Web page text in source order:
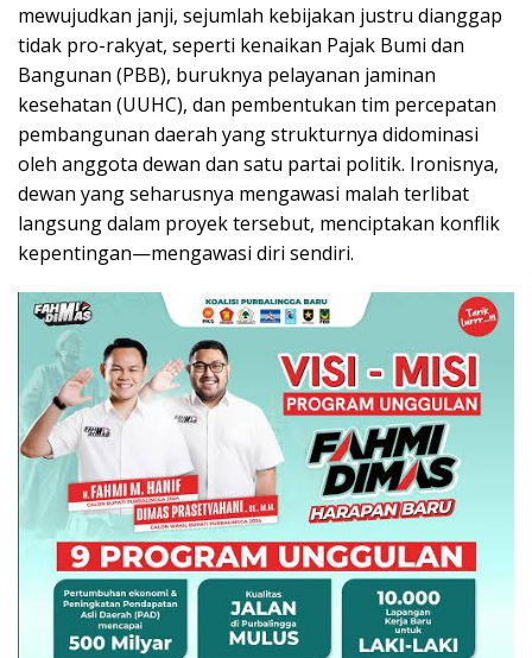
mewujudkan janji, sejumlah kebijakan justru dianggap
tidak pro-rakyat, seperti kenaikan Pajak Bumi dan
Bangunan (PBB), buruknya pelayanan jaminan
kesehatan (UUHC), dan pembentukan tim percepatan
pembangunan daerah yang strukturnya didominasi
oleh anggota dewan dan satu partai politik. Ironisnya,
dewan yang seharusnya mengawasi malah terlibat
langsung dalam proyek tersebut, menciptakan konflik
kepentingan—mengawasi diri sendiri.